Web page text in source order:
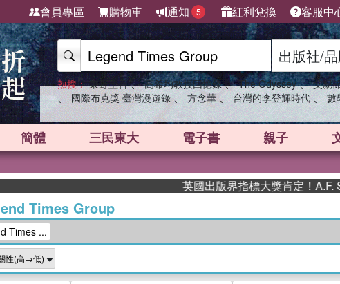
會員專區 購物車 通知 5 紅利兌換 客服中
熱搜： 東野圭吾 、 高希均教授回憶錄 、 The Odyssey 、 父親
、 國際布克獎 臺灣漫遊錄 、 方念華 、 台灣的李登輝時代 、 數
簡體 三民東大 電子書 親子
英國出版界指標大獎肯定！A.F.
Times Group
Times ...